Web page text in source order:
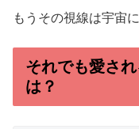
もうその視線は宇宙
それでも愛さ
は？